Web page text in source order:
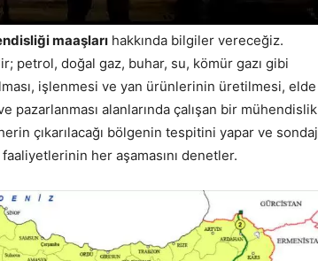
maaşları hakkında bilgiler vereceğiz.
petrol, doğal gaz, buhar, su, kömür gazı gibi
işlenmesi ve yan ürünlerinin üretilmesi, elde
alanlarında çalışan bir mühendislik
çıkarılacağı bölgenin tespitini yapar ve sondaj
her aşamasını denetler.